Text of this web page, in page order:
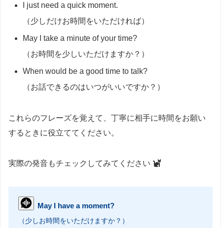
I just need a quick moment.
（少しだけお時間をいただければ）
May I take a minute of your time?
（お時間を少しいただけますか？）
When would be a good time to talk?
（お話できるのはいつがいいですか？）
これらのフレーズを覚えて、丁寧に相手に時間をお願い
するときに役立ててください。
実際の発音もチェックしてみてください
May I have a moment?
（少しお時間をいただけますか？）